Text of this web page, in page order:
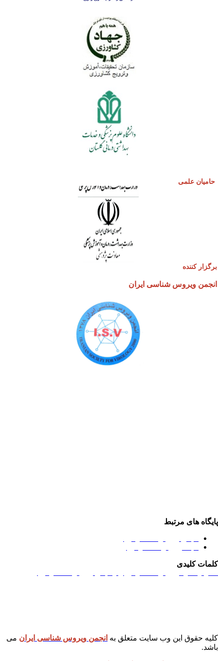
علمی
کننده
ویروس شناسی ایران
های مرتبط
انجمن ویروس شناسی ایران
مجله ویروس شناسی ایران
کلیدی
حقوق این وب سایت متعلق بهانجمن ویروس شناسی ایران
می